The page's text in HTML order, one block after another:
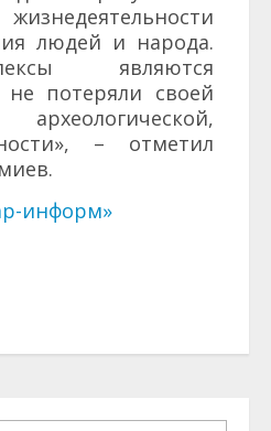
людей и народа.
являются
потеряли своей
– отметил
информ»